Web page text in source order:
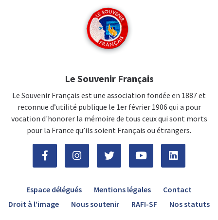
Le Souvenir Français
Le Souvenir Français est une association fondée en 1887 et
reconnue d’utilité publique le 1er février 1906 qui a pour
vocation d'honorer la mémoire de tous ceux qui sont morts
pour la France qu’ils soient Français ou étrangers.
Espace délégués Mentions légales
Contact
Droit à l’image
Nous soutenir RAFI-SF Nos statuts